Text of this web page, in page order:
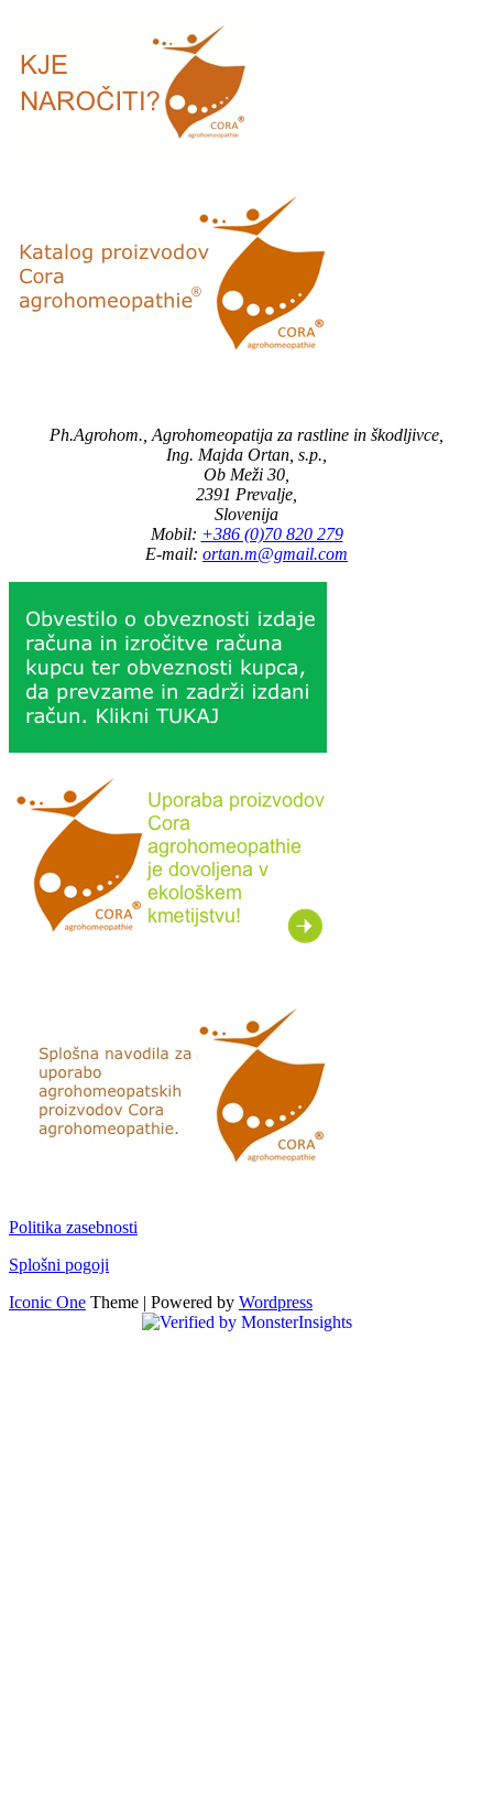
Ph.Agrohom., Agrohomeopatija za rastline in škodljivce,
Ing. Majda Ortan, s.p.,
Ob Meži 30,
2391 Prevalje,
Slovenija
Mobil: +386 (0)70 820 279
E-mail: ortan.m@gmail.com
Politika zasebnosti
Splošni pogoji
Iconic One Theme | Powered by Wordpress